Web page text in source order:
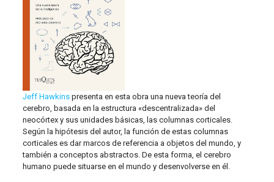
Jeff Hawkinspresenta en esta obra una nueva teoría del
cerebro, basada en la estructura «descentralizada» del
neocórtex y sus unidades básicas, las columnas corticales.
Según la hipótesis del autor, la función de estas columnas
corticales es dar marcos de referencia a objetos del mundo, y
también a conceptos abstractos. De esta forma, el cerebro
humano puede situarse en el mundo y desenvolverse en él.